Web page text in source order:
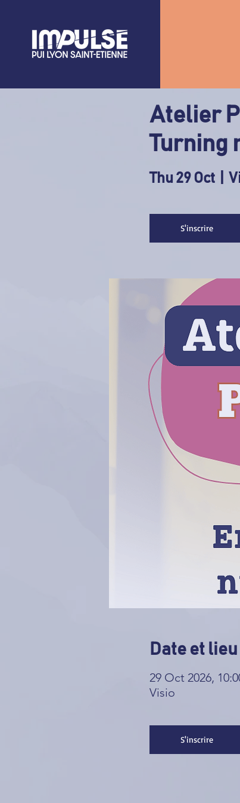
Atelier
Turning
Thu 29 Oct
  |
S'inscrire
Date et lieu
29 Oct 2026,
Visio
S'inscrire